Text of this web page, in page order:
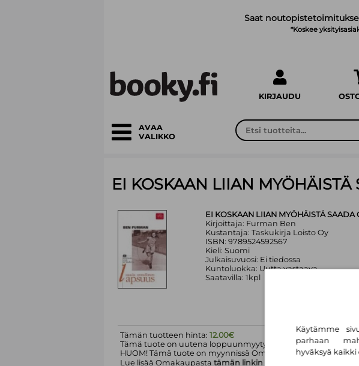
Saat
*Koskee
KIRJAUDU
AVAA
VALIKKO
EI KOSKAAN LIIAN
EI KOSKAAN LIIAN MYÖHÄISTÄ
Kirjoittaja: Furman Ben
Kustantaja: Taskukirja Loisto Oy
ISBN: 9789524592567
Kieli: Suomi
Julkaisuvuosi: Ei tiedossa
Kuntoluokka: Uutta vastaava
Saatavilla: 1kpl
Tämän tuotteen hinta: 12.00€
Tämä tuote on uutena loppuunmyyty.
HUOM! Tämä tuote on myynnissä Omakaupassa
Lue lisää Omakaupasta tämän linkin
Käytämme
parhaan
hyväksyä kaikki